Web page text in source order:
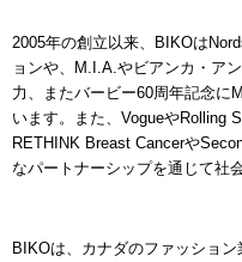
2005年の創立以来、BIKOは
ョンや、M.I.A.やビアンカ・ア
力、またバービー60周年記念に
います。また、VogueやRolling
RETHINK Breast Cancerや
なパートナーシップを通じて社
BIKOは、カナダのファッショ